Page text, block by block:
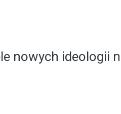
nowych ideologii